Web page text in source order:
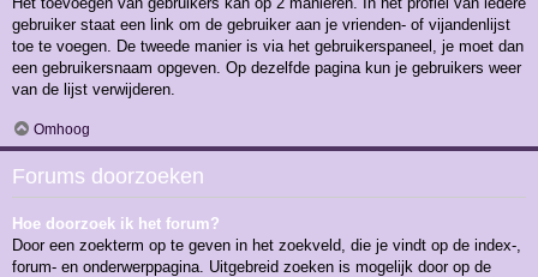
gebruiker staat een link om de gebruiker aan je vrienden- of vijandenlijst
toe te voegen. De tweede manier is via het gebruikerspaneel, je moet dan
een gebruikersnaam opgeven. Op dezelfde pagina kun je gebruikers weer
van de lijst verwijderen.
Omhoog
Forums doorzoeken
Hoe doorzoek ik het forum?
Door een zoekterm op te geven in het zoekveld, die je vindt op de index-,
forum- en onderwerppagina. Uitgebreid zoeken is mogelijk door op de